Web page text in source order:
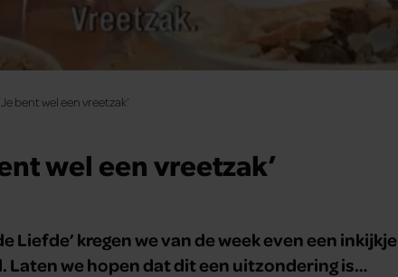
bent wel een vreetzak’
wel een vreetzak’
Liefde’ kregen we van de week even een inkijkje
we hopen dat dit een uitzondering is…